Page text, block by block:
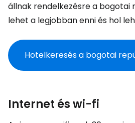
állnak rendelkezésre a bogotai
lehet a legjobban enni és hol
Hotelkeresés a bogotai
Internet és wi-fi